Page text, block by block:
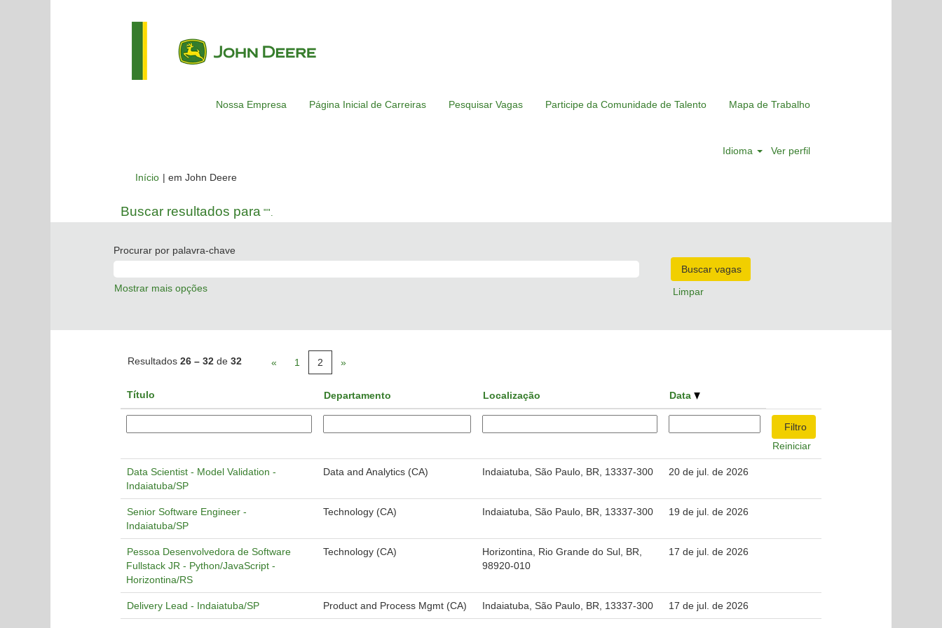
Nossa Empresa Página Inicial de Carreiras Pesquisar Vagas Participe da Comunidade de Talento Mapa de Trabalho
Idioma Ver perfil
Início | em John Deere(página
Buscar resultados para "".
Procurar por palavra-chave
Mostrar mais opções Limpar
Resultados 26 – 32 de 32 « 1 2 »
Título Departamento Localização Data
Reiniciar
Data Scientist - Model Validation -
Indaiatuba/SP
Data and Analytics (CA) Indaiatuba, São Paulo, BR, 13337-300 20 de jul. de 2026
Senior Software Engineer -
Indaiatuba/SP
Technology (CA) Indaiatuba, São Paulo, BR, 13337-300 19 de jul. de 2026
Pessoa Desenvolvedora de Software
Fullstack JR - Python/JavaScript -
Horizontina/RS
Technology (CA)
Horizontina, Rio Grande do Sul, BR,
98920-010
17 de jul. de 2026
Delivery Lead - Indaiatuba/SP Product and Process Mgmt (CA) Indaiatuba, São Paulo, BR, 13337-300 17 de jul. de 2026